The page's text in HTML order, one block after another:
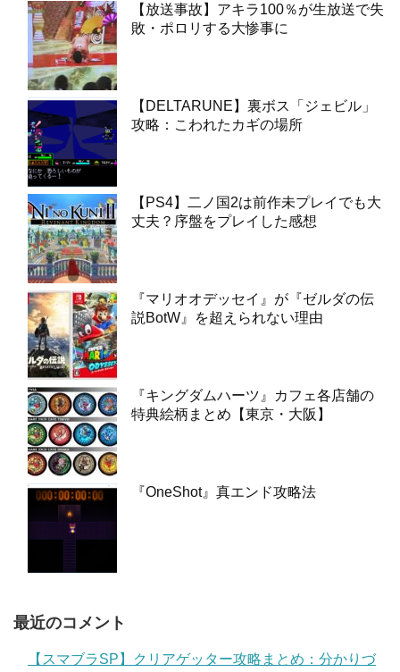
【放送事故】アキラ100％が生放送で失
敗・ポロリする大惨事に
【DELTARUNE】裏ボス「ジェビル」
攻略：こわれたカギの場所
【PS4】二ノ国2は前作未プレイでも大
丈夫？序盤をプレイした感想
『マリオオデッセイ』が『ゼルダの伝
説BotW』を超えられない理由
『キングダムハーツ』カフェ各店舗の
特典絵柄まとめ【東京・大阪】
『OneShot』真エンド攻略法
最近のコメント
【スマブラSP】クリアゲッター攻略まとめ：分かりづ